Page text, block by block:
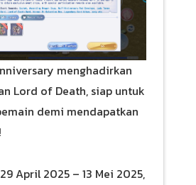
menghadirkan
Lord of Death, siap untuk
demi mendapatkan
April 2025 – 13 Mei 2025,